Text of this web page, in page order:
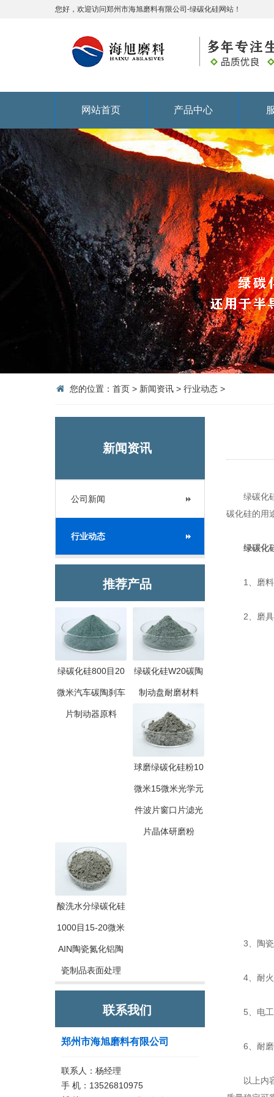
您好，欢迎访问郑州市海旭磨料有限公司-绿碳化硅网站！
网站首页 产品中心
您的位置： 首页 > 新闻资讯 > 行业动态 >
新闻资讯
公司新闻
行业动态
推荐产品
绿碳化硅800目20
微米汽车碳陶刹车
片制动器原料
绿碳化硅W20碳陶
制动盘耐磨材料
球磨绿碳化硅粉10
微米15微米光学元
件波片窗口片滤光
片晶体研磨粉
酸洗水分绿碳化硅
1000目15-20微米
AIN陶瓷氮化铝陶
瓷制品表面处理
联系我们
郑州市海旭磨料有限公司
联系人：杨经理
手 机：13526810975
绿碳化硅
碳化硅的用
绿碳化硅
1、磨料行
2、磨具
3、陶瓷
4、耐火材
5、电工化
6、耐磨行
以上内容